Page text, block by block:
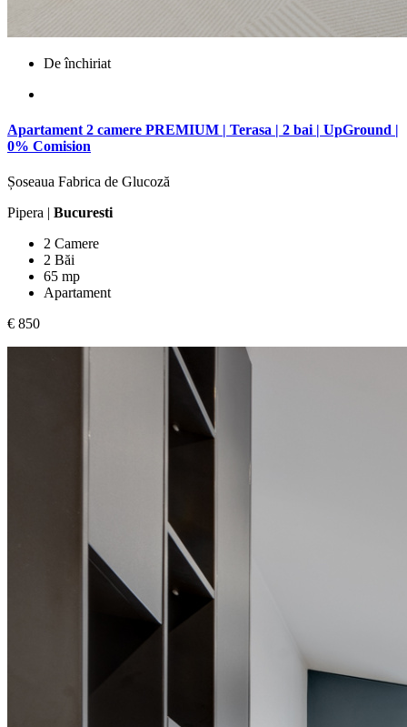
De închiriat
Apartament 2 camere PREMIUM | Terasa | 2 bai | UpGround |
0% Comision
Șoseaua Fabrica de Glucoză
Pipera | Bucuresti
2 Camere
2 Băi
65 mp
Apartament
€ 850